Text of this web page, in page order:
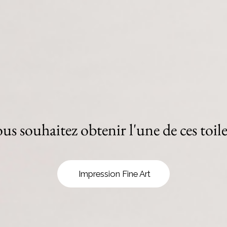
souhaitez obtenir l'une de ces
Impression Fine Art